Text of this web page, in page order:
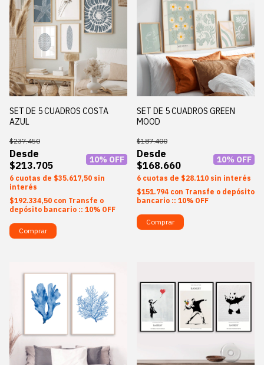
SET DE 5 CUADROS COSTA
AZUL
$213.705
$237.450
10% OFF
6 $35.617,50 sin
interés
$192.334,50 con Transfe o
depósito bancario :: 10% OFF
Comprar
SET DE 5 CUADROS GREEN
MOOD
$168.660
$187.400
10% OFF
6 $28.110 sin interés
$151.794 con Transfe o depósito
bancario :: 10% OFF
Comprar